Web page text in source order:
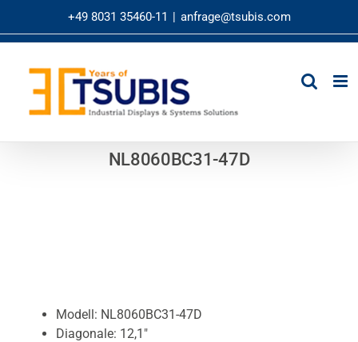
springen
+49 8031 35460-11 | anfrage@tsubis.com
NL8060BC31-47D
Modell: NL8060BC31-47D
Diagonale: 12,1″